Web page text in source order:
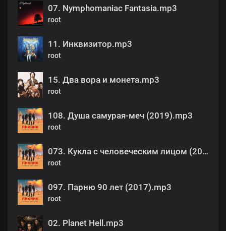
07. Nymphomaniac Fantasia.mp3
root
11. Инквизитор.mp3
root
15. Два вора и монета.mp3
root
108. Душа самурая-меч (2019).mp3
root
073. Кукла с человеческим лицом (2010).mp3
root
097. Парню 90 лет (2017).mp3
root
02. Planet Hell.mp3